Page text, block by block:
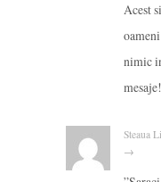
Acest
nimic
mesaje!
Steaua
→